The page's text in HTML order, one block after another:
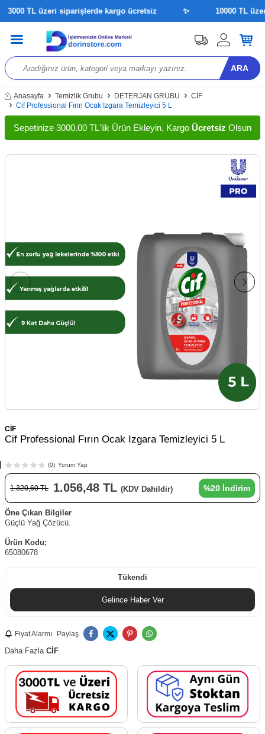
TL üzeri siparişlerde kargo ücretsiz 10000 TL
ARA
Anasayfa Temizlik Grubu DETERJAN GRUBU
CİF
Cif Professional Fırın Ocak Izgara Temizleyici 5 L
Sepetinize 3000.00 TL'lik Ürün Ekleyin, Kargo Ücretsiz Olsun
CİF
Cif Professional Fırın Ocak Izgara Temizleyici 5 L
(0) Yorum Yap
1.320,60TL 1.056,48 TL (KDV Dahildir) %20 İndirim
Öne Çıkan Bilgiler
Güçlü Yağ Çözücü.
Ürün Kodu;
65080678
Tükendi
Gelince Haber Ver
Fiyat Alarmı Paylaş
Daha Fazla CİF